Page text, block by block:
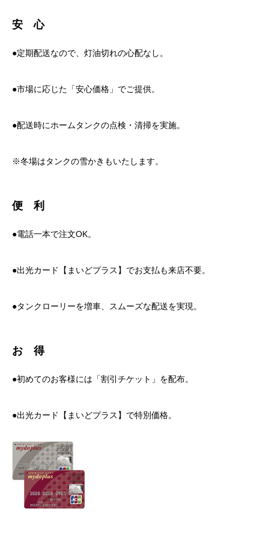
安 心
●定期配送なので、灯油切れの心配なし。
●市場に応じた「安心価格」でご提供。
●配送時にホームタンクの点検・清掃を実施。
※冬場はタンクの雪かきもいたします。
便 利
●電話一本で注文OK。
●出光カード【まいどプラス】でお支払も来店不要。
●タンクローリーを増車、スムーズな配送を実現。
お 得
●初めてのお客様には「割引チケット」を配布。
●出光カード【まいどプラス】で特別価格。